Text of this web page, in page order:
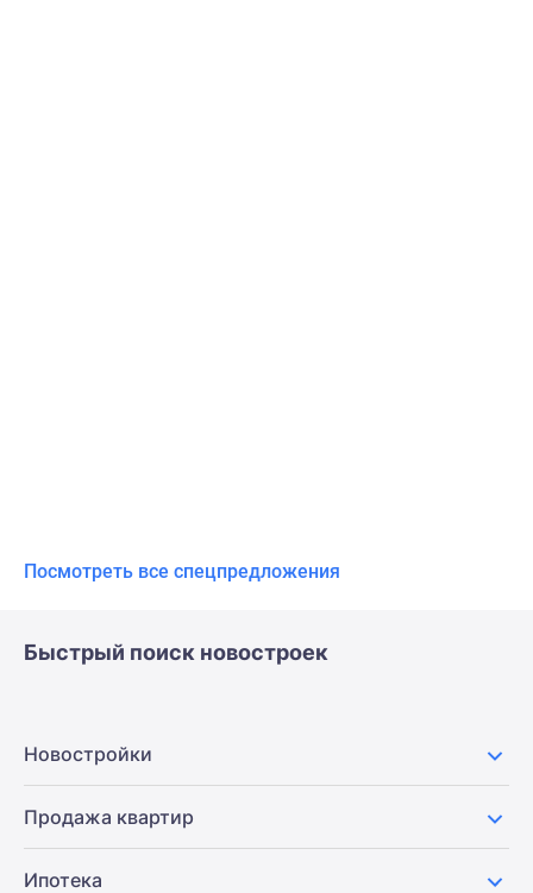
Посмотреть все спецпредложения
Быстрый поиск новостроек
Новостройки
Продажа квартир
Ипотека